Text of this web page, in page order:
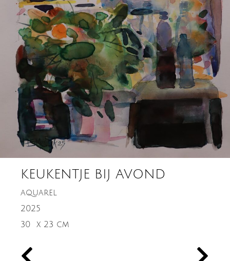
KEUKENTJE BIJ AVOND
aquarel
2025
30 x 23 cm